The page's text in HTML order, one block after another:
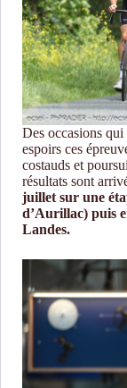
Des occasions
espoirs ces
costauds et
résultats sont
juillet sur une
d’Aurillac) puis
Landes.